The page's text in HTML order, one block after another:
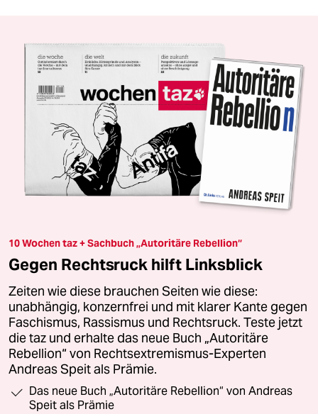
10 Wochen taz + Sachbuch „Autoritäre Rebellion“
Gegen Rechtsruck hilft Linksblick
Zeiten wie diese brauchen Seiten wie diese:
unabhängig, konzernfrei und mit klarer Kante gegen
Faschismus, Rassismus und Rechtsruck. Teste jetzt
die taz und erhalte das neue Buch „Autoritäre
Rebellion“ von Rechtsextremismus-Experten
Andreas Speit als Prämie.
Das neue Buch „Autoritäre Rebellion“ von Andreas
Speit als Prämie